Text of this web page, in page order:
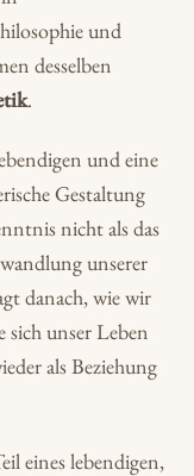
und
desselben
.
und eine
Gestaltung
nicht als das
unserer
danach, wie wir
unser Leben
als Beziehung
eines lebendigen,